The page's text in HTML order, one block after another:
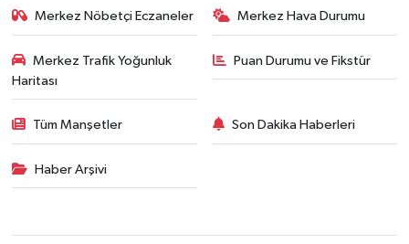
Merkez Nöbetçi Eczaneler Merkez Hava Durumu
Merkez Trafik Yoğunluk
Haritası
Puan Durumu ve Fikstür
Tüm Manşetler Son Dakika Haberleri
Haber Arşivi